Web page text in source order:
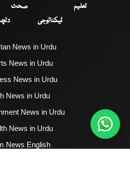
تعلیم
صحت
ٹیکنالوجی
News in Urdu
News in Urdu
News in Urdu
News in Urdu
News in Urdu
News in Urdu
News English